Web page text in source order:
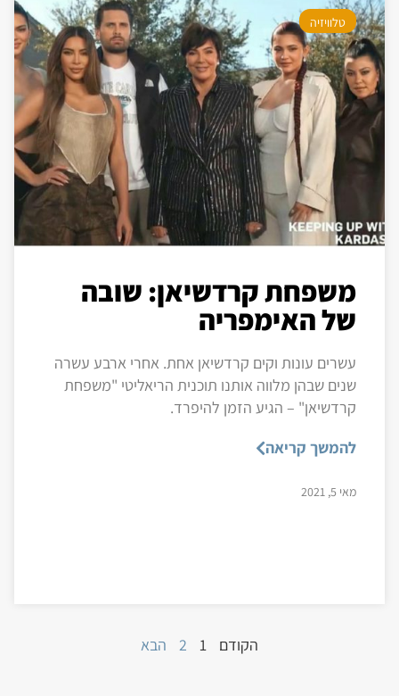
טלוויזיה
משפחת קרדשיאן: שובה
של האימפריה
עשרים עונות וקים קרדשיאן אחת. אחרי ארבע עשרה
שנים שבהן מלווה אותנו תוכנית הריאליטי "משפחת
קרדשיאן" – הגיע הזמן להיפרד.
להמשך קריאה
מאי 5, 2021
הקודם 1
2 הבא